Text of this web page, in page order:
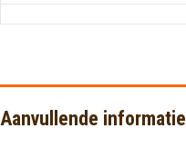
Aanvullende informatie